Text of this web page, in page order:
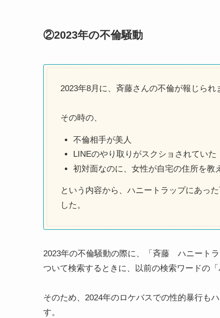
②2023年の不倫騒動
2023年8月に、斉藤さんの不倫が報じられ
その時の、
不倫相手が美人
LINEのやり取りがスクショされていた
初対面なのに、女性が自宅の住所を教
という内容から、ハニートラップにあっ
した。
2023年の不倫騒動の際に、「斉藤 ハニート
ついて検索するときに、以前の検索ワードの
そのため、2024年のロケバスでの性的暴行も
す。